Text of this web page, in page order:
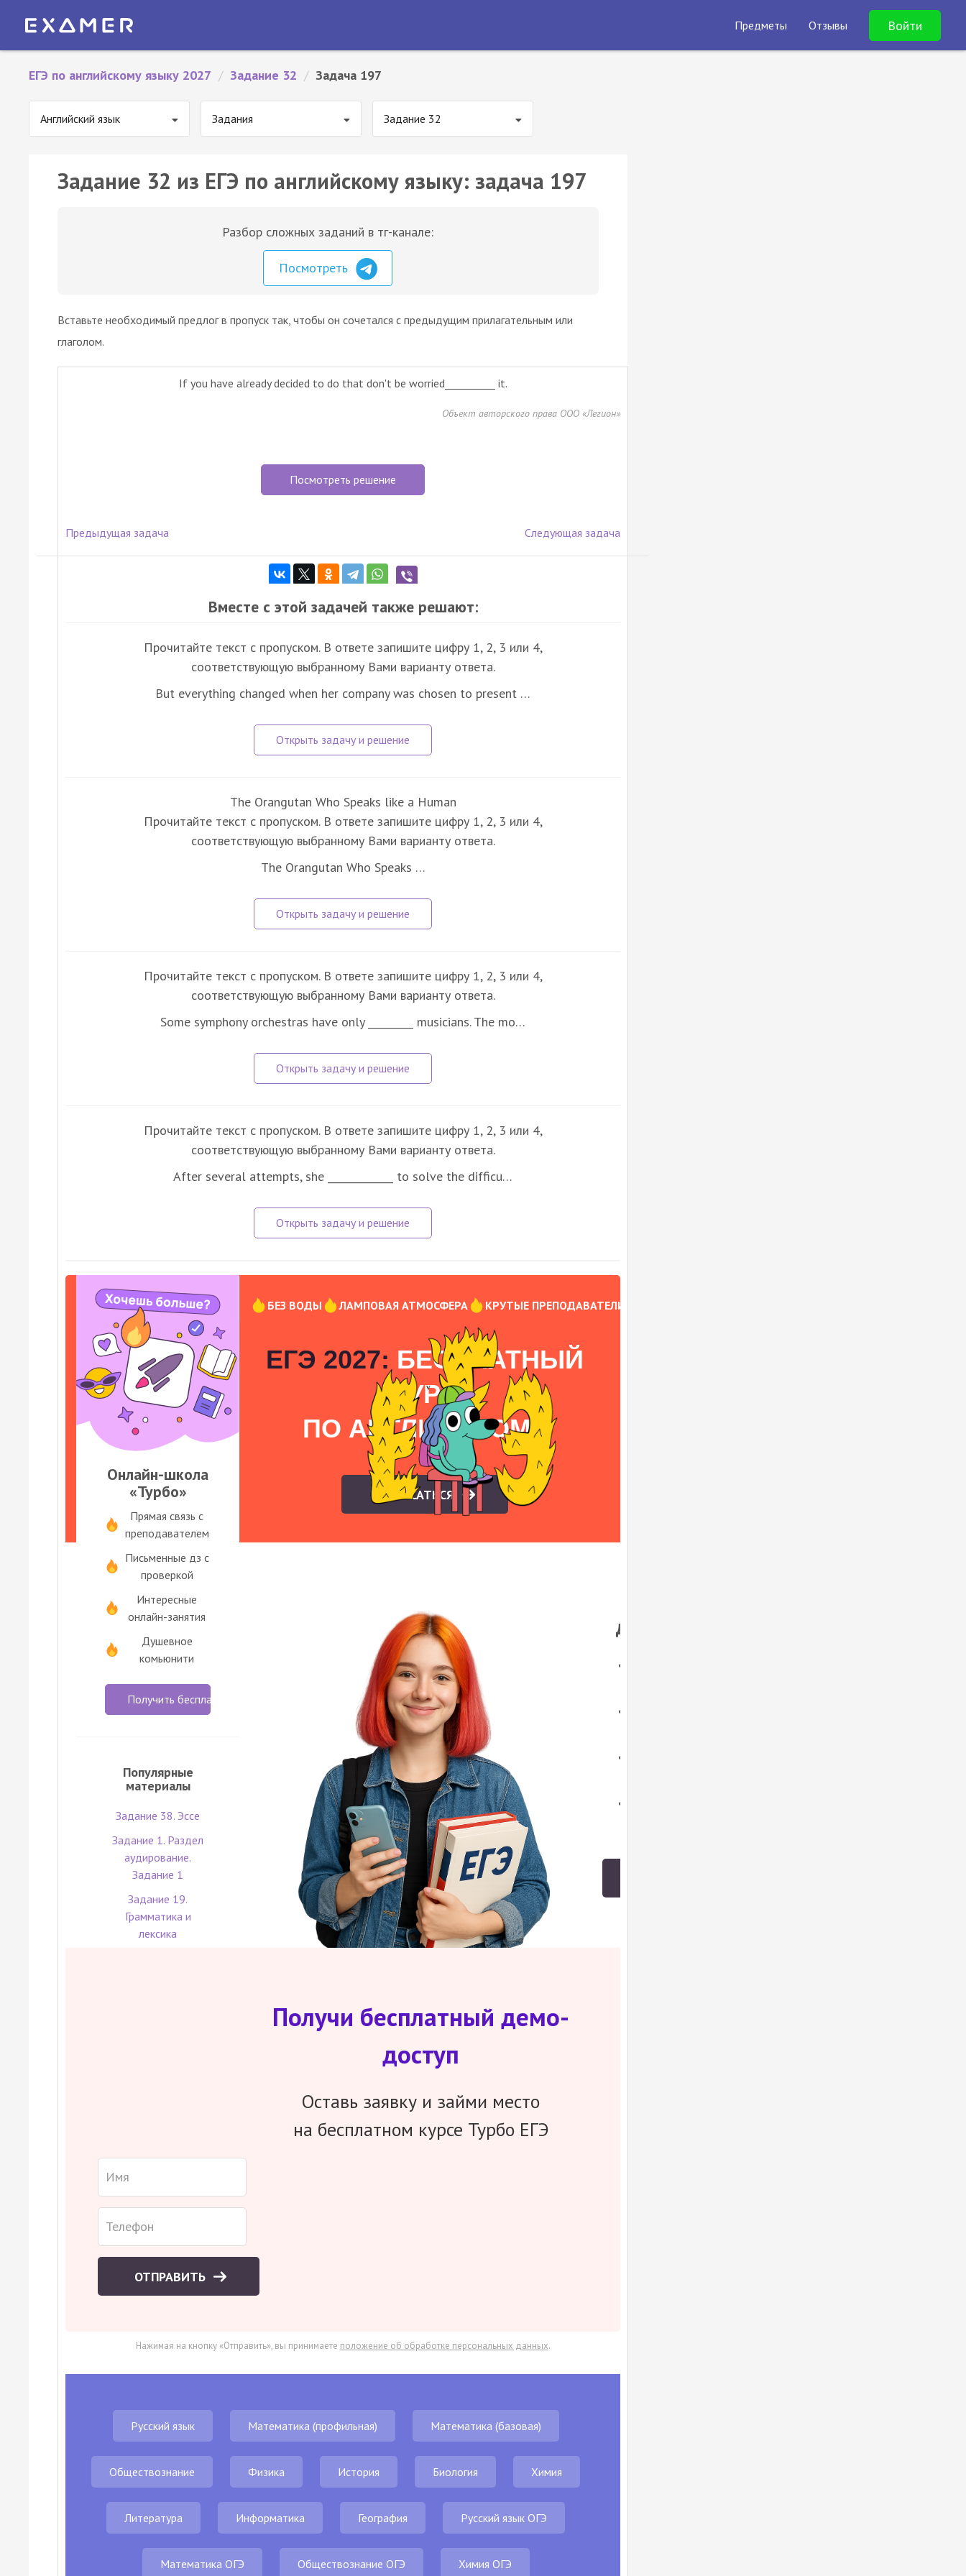
Предметы Отзывы Войти
ЕГЭ по английскому языку 2027 / Задание 32 / Задача 197
Английский язык Задания Задание 32
Задание 32 из ЕГЭ по английскому языку: задача 197
Разбор сложных заданий в тг-канале:
Посмотреть
Вставьте необходимый предлог в пропуск так, чтобы он сочетался с предыдущим прилагательным или
глаголом.
If you have already decided to do that don't be worried__________ it.
Объект авторского права ООО «Легион»
Посмотреть решение
Предыдущая задача Следующая задача
Вместе с этой задачей также решают:
Прочитайте текст с пропуском. В ответе запишите цифру 1, 2, 3 или 4,
соответствующую выбранному Вами варианту ответа.
But everything changed when her company was chosen to present …
The Orangutan Who Speaks like a Human
Прочитайте текст с пропуском. В ответе запишите цифру 1, 2, 3 или 4,
соответствующую выбранному Вами варианту ответа.
The Orangutan Who Speaks …
Прочитайте текст с пропуском. В ответе запишите цифру 1, 2, 3 или 4,
соответствующую выбранному Вами варианту ответа.
Some symphony orchestras have only _________ musicians. The mo…
Прочитайте текст с пропуском. В ответе запишите цифру 1, 2, 3 или 4,
соответствующую выбранному Вами варианту ответа.
After several attempts, she _____________ to solve the difficu…
Онлайн-школа
«Турбо»
Прямая связь с
преподавателем
Письменные дз с
проверкой
Интересные
онлайн-занятия
Душевное
комьюнити
Получить бесплатно
Популярные
материалы
Задание 38. Эссе
Задание 1. Раздел
аудирование.
Задание 1
Задание 19.
Грамматика и
лексика
БЕЗ ВОДЫ ЛАМПОВАЯ АТМОСФЕРА КРУТЫЕ ПРЕПОДАВАТЕЛИ
ЕГЭ 2027: БЕСПЛАТНЫЙ
КУРС
ПО АНГЛИЙСКОМУ
ЗАПИСАТЬСЯ
демо-курсе ты:
Получи бесплатный демо-
доступ
Оставь заявку и займи место
на бесплатном курсе Турбо ЕГЭ
ОТПРАВИТЬ
Нажимая на кнопку «Отправить», вы принимаете положение об обработке персональных данных.
Русский язык Математика (профильная) Математика (базовая)
Обществознание Физика История Биология Химия
Литература Информатика География Русский язык ОГЭ
Математика ОГЭ Обществознание ОГЭ Химия ОГЭ